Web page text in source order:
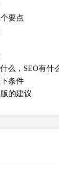
要点
么，SEO有什
条件
的建议